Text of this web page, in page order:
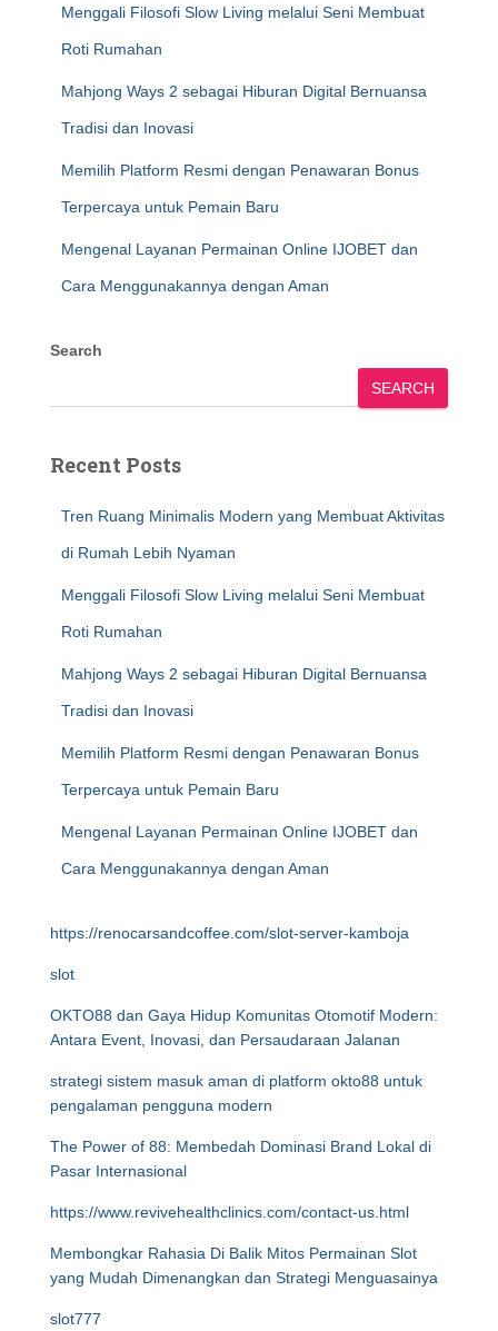
Menggali Filosofi Slow Living melalui Seni Membuat
Roti Rumahan
Mahjong Ways 2 sebagai Hiburan Digital Bernuansa
Tradisi dan Inovasi
Memilih Platform Resmi dengan Penawaran Bonus
Terpercaya untuk Pemain Baru
Mengenal Layanan Permainan Online IJOBET dan
Cara Menggunakannya dengan Aman
Search
SEARCH
Recent Posts
Tren Ruang Minimalis Modern yang Membuat Aktivitas
di Rumah Lebih Nyaman
Menggali Filosofi Slow Living melalui Seni Membuat
Roti Rumahan
Mahjong Ways 2 sebagai Hiburan Digital Bernuansa
Tradisi dan Inovasi
Memilih Platform Resmi dengan Penawaran Bonus
Terpercaya untuk Pemain Baru
Mengenal Layanan Permainan Online IJOBET dan
Cara Menggunakannya dengan Aman
https://renocarsandcoffee.com/slot-server-kamboja
slot
OKTO88 dan Gaya Hidup Komunitas Otomotif Modern:
Antara Event, Inovasi, dan Persaudaraan Jalanan
strategi sistem masuk aman di platform okto88 untuk
pengalaman pengguna modern
The Power of 88: Membedah Dominasi Brand Lokal di
Pasar Internasional
https://www.revivehealthclinics.com/contact-us.html
Membongkar Rahasia Di Balik Mitos Permainan Slot
yang Mudah Dimenangkan dan Strategi Menguasainya
slot777